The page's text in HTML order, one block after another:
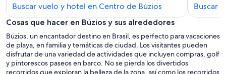
Buscar vuelo y hotel en Centro de Búzios
hoteles
en
Centro
de
Búzios
Buscar
Cosas que hacer en Búzios y sus alrededores
Búzios, un encantador destino en Brasil, es perfecto para vacaciones
de playa, en familia y temáticas de ciudad. Los visitantes pueden
disfrutar de una variedad de actividades que incluyen compras, golf
y pintorescos paseos en barco. No se pierda los divertidos
recorridos que exploran la belleza de la zona, así como los recorridos